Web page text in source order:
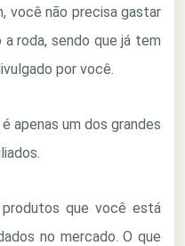
você não precisa gastar
roda, sendo que já tem
por você.
apenas um dos grandes
que você está
no mercado. O que